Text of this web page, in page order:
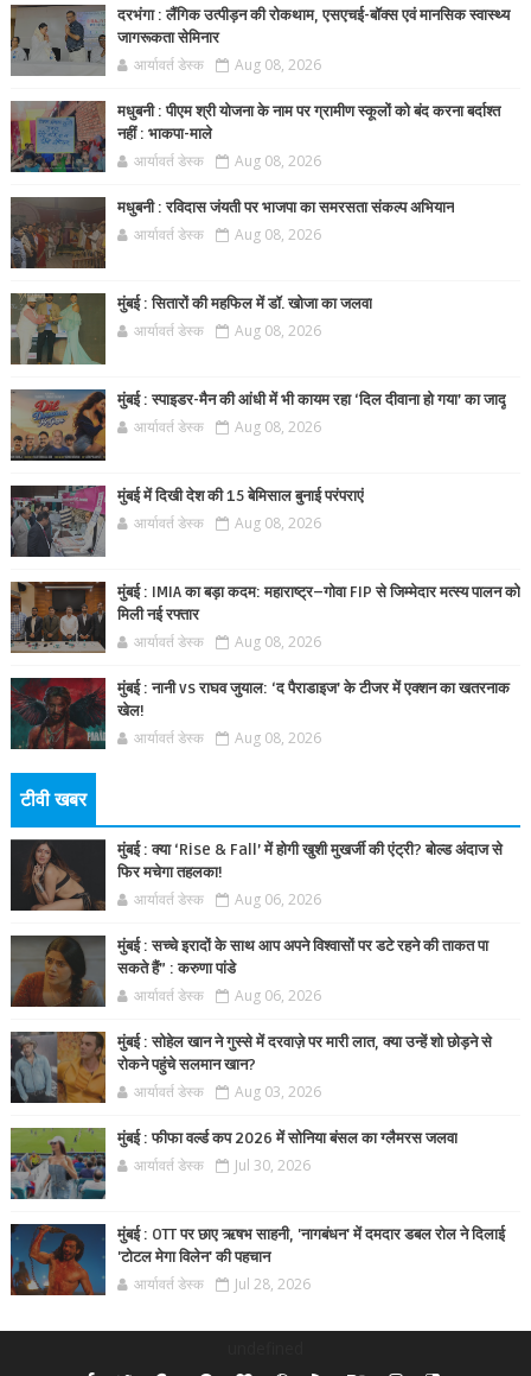
दरभंगा : लैंगिक उत्पीड़न की रोकथाम, एसएचई-बॉक्स एवं मानसिक स्वास्थ्य
जागरूकता सेमिनार
आर्यावर्त डेस्क Aug 08, 2026
मधुबनी : पीएम श्री योजना के नाम पर ग्रामीण स्कूलों को बंद करना बर्दाश्त
नहीं : भाकपा-माले
आर्यावर्त डेस्क Aug 08, 2026
मधुबनी : रविदास जंयती पर भाजपा का समरसता संकल्प अभियान
आर्यावर्त डेस्क Aug 08, 2026
मुंबई : सितारों की महफिल में डॉ. खोजा का जलवा
आर्यावर्त डेस्क Aug 08, 2026
मुंबई : स्पाइडर-मैन की आंधी में भी कायम रहा ‘दिल दीवाना हो गया’ का जादू
आर्यावर्त डेस्क Aug 08, 2026
मुंबई में दिखी देश की 15 बेमिसाल बुनाई परंपराएं
आर्यावर्त डेस्क Aug 08, 2026
मुंबई : IMIA का बड़ा कदम: महाराष्ट्र–गोवा FIP से जिम्मेदार मत्स्य पालन को
मिली नई रफ्तार
आर्यावर्त डेस्क Aug 08, 2026
मुंबई : नानी vs राघव जुयाल: ‘द पैराडाइज’ के टीजर में एक्शन का खतरनाक
खेल!
आर्यावर्त डेस्क Aug 08, 2026
टीवी खबर
मुंबई : क्या ‘Rise & Fall’ में होगी खुशी मुखर्जी की एंट्री? बोल्ड अंदाज से
फिर मचेगा तहलका!
आर्यावर्त डेस्क Aug 06, 2026
मुंबई : सच्चे इरादों के साथ आप अपने विश्वासों पर डटे रहने की ताकत पा
सकते हैं” : करुणा पांडे
आर्यावर्त डेस्क Aug 06, 2026
मुंबई : सोहेल खान ने गुस्से में दरवाज़े पर मारी लात, क्या उन्हें शो छोड़ने से
रोकने पहुंचे सलमान खान?
आर्यावर्त डेस्क Aug 03, 2026
मुंबई : फीफा वर्ल्ड कप 2026 में सोनिया बंसल का ग्लैमरस जलवा
आर्यावर्त डेस्क Jul 30, 2026
मुंबई : OTT पर छाए ऋषभ साहनी, 'नागबंधन' में दमदार डबल रोल ने दिलाई
'टोटल मेगा विलेन' की पहचान
आर्यावर्त डेस्क Jul 28, 2026